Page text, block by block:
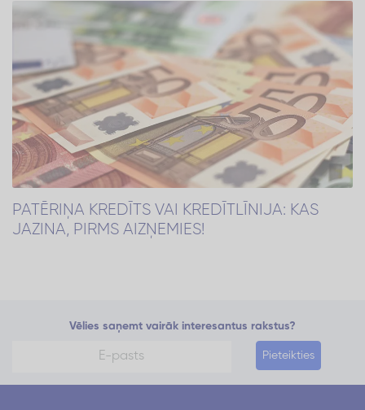
PATĒRIŅA KREDĪTS VAI KREDĪTLĪNIJA: KAS
JAZINA, PIRMS AIZŅEMIES!
Vēlies saņemt vairāk interesantus rakstus?
Pieteikties